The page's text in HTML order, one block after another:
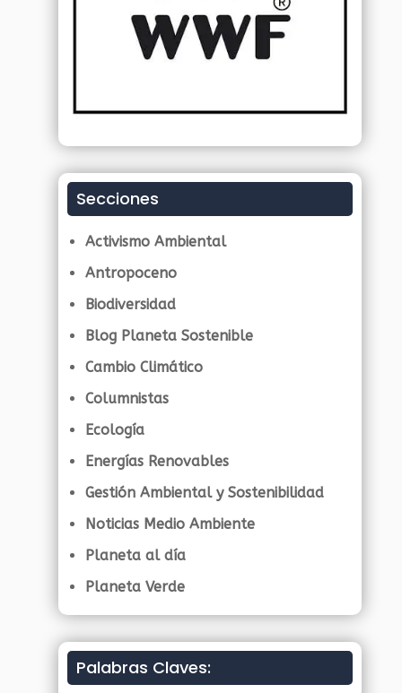
Secciones
Activismo Ambiental
Antropoceno
Biodiversidad
Blog Planeta Sostenible
Cambio Climático
Columnistas
Ecología
Energías Renovables
Gestión Ambiental y Sostenibilidad
Noticias Medio Ambiente
Planeta al día
Planeta Verde
Palabras Claves: